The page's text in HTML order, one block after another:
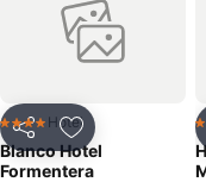
PartilharAdicionar aos
4 EstrelasHotel
Blanco Hotel
Formentera
4